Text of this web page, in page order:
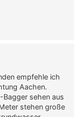
empfehle ich
Aachen.
Bagger sehen aus
stehen große